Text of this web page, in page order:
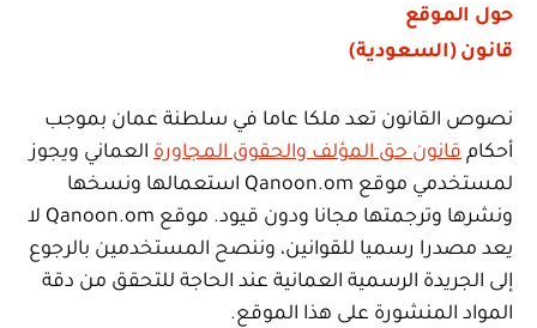
حول الموقع
قانون (السعودية)
نصوص القانون تعد ملكا عاما في سلطنة عمان بموجب
أحكام قانون حق المؤلف والحقوق المجاورة العماني ويجوز
لمستخدمي موقع Qanoon.om استعمالها ونسخها
ونشرها وترجمتها مجانا ودون قيود. موقع Qanoon.om لا
يعد مصدرا رسميا للقوانين، وننصح المستخدمين بالرجوع
إلى الجريدة الرسمية العمانية عند الحاجة للتحقق من دقة
المواد المنشورة على هذا الموقع.